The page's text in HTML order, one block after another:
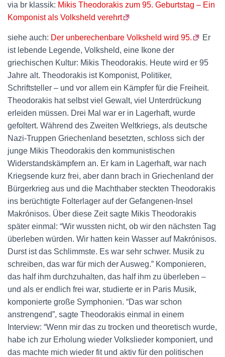
via br klassik: Mikis Theodorakis zum 95. Geburtstag – Ein
Komponist als Volksheld verehrt
siehe auch: Der unberechenbare Volksheld wird 95.
Er
ist lebende Legende, Volksheld, eine Ikone der
griechischen Kultur: Mikis Theodorakis. Heute wird er 95
Jahre alt. Theodorakis ist Komponist, Politiker,
Schriftsteller – und vor allem ein Kämpfer für die Freiheit.
Theodorakis hat selbst viel Gewalt, viel Unterdrückung
erleiden müssen. Drei Mal war er in Lagerhaft, wurde
gefoltert. Während des Zweiten Weltkriegs, als deutsche
Nazi-Truppen Griechenland besetzten, schloss sich der
junge Mikis Theodorakis den kommunistischen
Widerstandskämpfern an. Er kam in Lagerhaft, war nach
Kriegsende kurz frei, aber dann brach in Griechenland der
Bürgerkrieg aus und die Machthaber steckten Theodorakis
ins berüchtigte Folterlager auf der Gefangenen-Insel
Makrónisos. Über diese Zeit sagte Mikis Theodorakis
später einmal: “Wir wussten nicht, ob wir den nächsten Tag
überleben würden. Wir hatten kein Wasser auf Makrónisos.
Durst ist das Schlimmste. Es war sehr schwer. Musik zu
schreiben, das war für mich der Ausweg.” Komponieren,
das half ihm durchzuhalten, das half ihm zu überleben –
und als er endlich frei war, studierte er in Paris Musik,
komponierte große Symphonien. “Das war schon
anstrengend”, sagte Theodorakis einmal in einem
Interview: “Wenn mir das zu trocken und theoretisch wurde,
habe ich zur Erholung wieder Volkslieder komponiert, und
das machte mich wieder fit und aktiv für den politischen